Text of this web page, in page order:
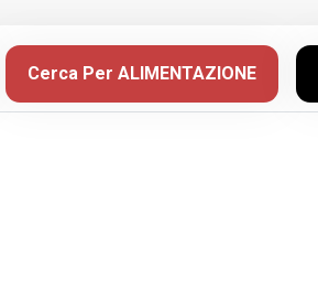
Cerca Per ALIMENTAZIONE